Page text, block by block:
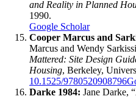
and Reality in Planned
1990.
Google Scholar
Cooper Marcus and
Marcus and Wendy
Mattered: Site Design
Housing, Berkeley,
10.1525/9780520908796
Darke 1984: Jane Darke,